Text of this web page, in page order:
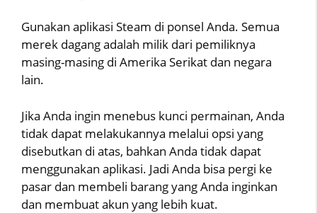
Gunakan aplikasi Steam di ponsel Anda. Semua
merek dagang adalah milik dari pemiliknya
masing-masing di Amerika Serikat dan negara
lain.
Jika Anda ingin menebus kunci permainan, Anda
tidak dapat melakukannya melalui opsi yang
disebutkan di atas, bahkan Anda tidak dapat
menggunakan aplikasi. Jadi Anda bisa pergi ke
pasar dan membeli barang yang Anda inginkan
dan membuat akun yang lebih kuat.